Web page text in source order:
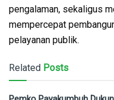
pengalaman, sekaligus
mempercepat
pelayanan publik.
Related Posts